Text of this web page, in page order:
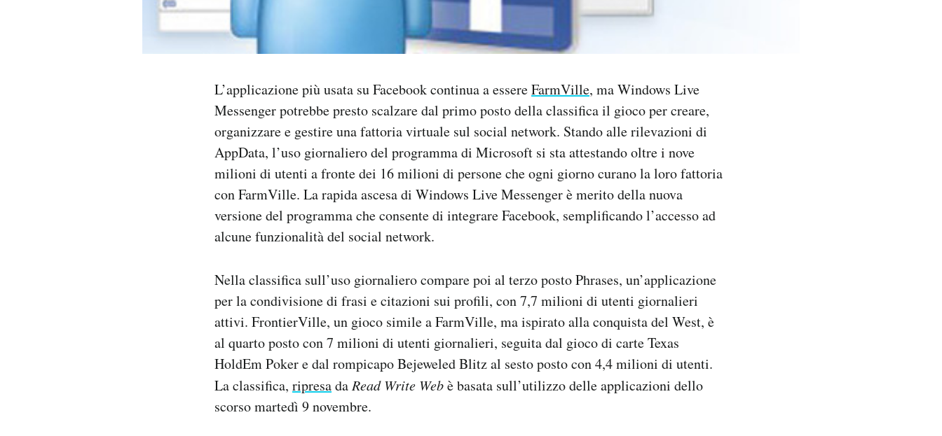
L’applicazione più usata su Facebook continua a essereFarmVille, ma Windows Live
Messenger potrebbe presto scalzare dal primo posto della classifica il gioco per creare,
organizzare e gestire una fattoria virtuale sul social network. Stando alle rilevazioni di
AppData, l’uso giornaliero del programma di Microsoft si sta attestando oltre i nove
milioni di utenti a fronte dei 16 milioni di persone che ogni giorno curano la loro fattoria
con FarmVille. La rapida ascesa di Windows Live Messenger è merito della nuova
versione del programma che consente di integrare Facebook, semplificando l’accesso ad
alcune funzionalità del social network.
Nella classifica sull’uso giornaliero compare poi al terzo posto Phrases, un’applicazione
per la condivisione di frasi e citazioni sui profili, con 7,7 milioni di utenti giornalieri
attivi. FrontierVille, un gioco simile a FarmVille, ma ispirato alla conquista del West, è
al quarto posto con 7 milioni di utenti giornalieri, seguita dal gioco di carte Texas
HoldEm Poker e dal rompicapo Bejeweled Blitz al sesto posto con 4,4 milioni di utenti.
La classifica, ripresada Read Write Webè basata sull’utilizzo delle applicazioni dello
scorso martedì 9 novembre.